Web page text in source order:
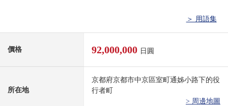
＞ 用語集
價格 92,000,000 日圓
所在地
京都府京都市中京區室町通姊小路下的役
行者町
> 周邊地圖